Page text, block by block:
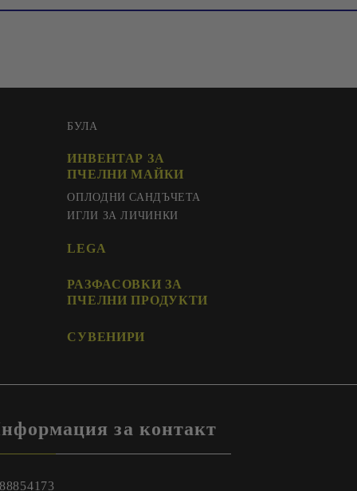
БУЛА
ИНВЕНТАР ЗА
ПЧЕЛНИ МАЙКИ
ОПЛОДНИ САНДЪЧЕТА
ИГЛИ ЗА ЛИЧИНКИ
LEGA
РАЗФАСОВКИ ЗА
ПЧЕЛНИ ПРОДУКТИ
СУВЕНИРИ
за контакт